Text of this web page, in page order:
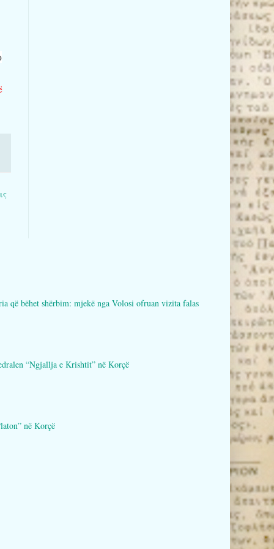
bëhet shërbim: mjekë nga Volosi ofruan vizita falas
“Ngjallja e Krishtit” në Korçë
në Korçë